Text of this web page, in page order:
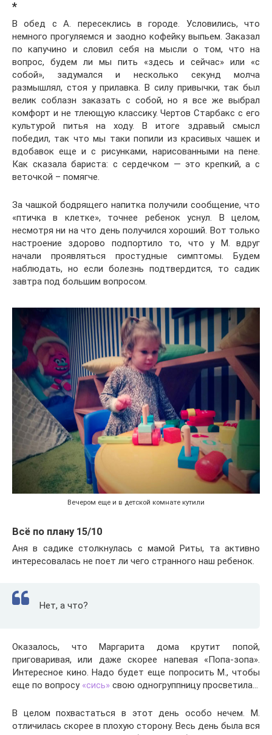
*
В обед с А. пересеклись в городе. Условились, что
немного прогуляемся и заодно кофейку выпьем. Заказал
по капучино и словил себя на мысли о том, что на
вопрос, будем ли мы пить «здесь и сейчас» или «с
собой», задумался и несколько секунд молча
размышлял, стоя у прилавка. В силу привычки, так был
велик соблазн заказать с собой, но я все же выбрал
комфорт и не тлеющую классику. Чертов Старбакс с его
культурой питья на ходу. В итоге здравый смысл
победил, так что мы таки попили из красивых чашек и
вдобавок еще и с рисунками, нарисованными на пене.
Как сказала бариста: с сердечком — это крепкий, а с
веточкой – помягче.
За чашкой бодрящего напитка получили сообщение, что
«птичка в клетке», точнее ребенок уснул. В целом,
несмотря ни на что день получился хороший. Вот только
настроение здорово подпортило то, что у М. вдруг
начали проявляться простудные симптомы. Будем
наблюдать, но если болезнь подтвердится, то садик
завтра под большим вопросом.
Вечером еще и в детской комнате кутили
Всё по плану 15/10
Аня в садике столкнулась с мамой Риты, та активно
интересовалась не поет ли чего странного наш ребенок.
Нет, а что?
Оказалось, что Маргарита дома крутит попой,
приговаривая, или даже скорее напевая «Попа-зопа».
Интересное кино. Надо будет еще попросить М., чтобы
еще по вопросу «сись» свою одногруппницу просветила…
В целом похвастаться в этот день особо нечем. М.
отличилась скорее в плохую сторону. Весь день была вся